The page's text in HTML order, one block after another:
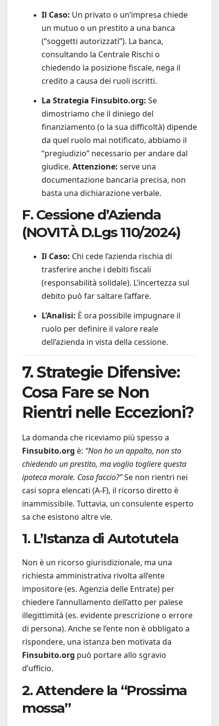
Il Caso: Un privato o un’impresa chiede
un mutuo o un prestito a una banca
(“soggetti autorizzati”). La banca,
consultando la Centrale Rischi o
chiedendo la posizione fiscale, nega il
credito a causa dei ruoli iscritti.
La Strategia Finsubito.org: Se
dimostriamo che il diniego del
finanziamento (o la sua difficoltà) dipende
da quel ruolo mai notificato, abbiamo il
“pregiudizio” necessario per andare dal
giudice. Attenzione: serve una
documentazione bancaria precisa, non
basta una dichiarazione verbale.
F. Cessione d’Azienda
(NOVITÀ D.Lgs 110/2024)
Il Caso: Chi cede l’azienda rischia di
trasferire anche i debiti fiscali
(responsabilità solidale). L’incertezza sul
debito può far saltare l’affare.
L’Analisi: È ora possibile impugnare il
ruolo per definire il valore reale
dell’azienda in vista della cessione.
7. Strategie Difensive:
Cosa Fare se Non
Rientri nelle Eccezioni?
La domanda che riceviamo più spesso a
Finsubito.org è: “Non ho un appalto, non sto
chiedendo un prestito, ma voglio togliere questa
ipoteca morale. Cosa faccio?”Se non rientri nei
casi sopra elencati (A-F), il ricorso diretto è
inammissibile. Tuttavia, un consulente esperto
sa che esistono altre vie.
1. L’Istanza di Autotutela
Non è un ricorso giurisdizionale, ma una
richiesta amministrativa rivolta all’ente
impositore (es. Agenzia delle Entrate) per
chiedere l’annullamento dell’atto per palese
illegittimità (es. evidente prescrizione o errore
di persona). Anche se l’ente non è obbligato a
rispondere, una istanza ben motivata da
Finsubito.org può portare allo sgravio
d’ufficio.
2. Attendere la “Prossima
mossa”